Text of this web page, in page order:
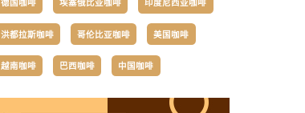
洪都拉斯咖啡 哥伦比亚咖啡 美国咖啡
越南咖啡 巴西咖啡 中国咖啡